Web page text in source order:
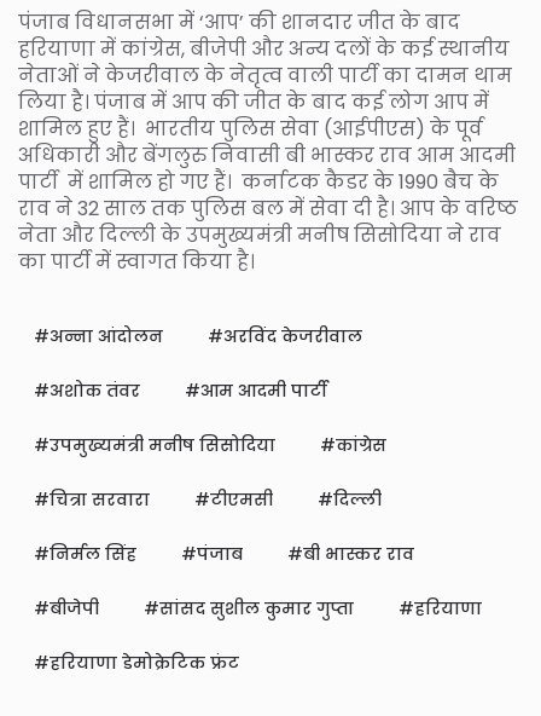
पंजाब विधानसभा में ‘आप’ की शानदार जीत के बाद
हरियाणा में कांग्रेस, बीजेपी और अन्य दलों के कई स्थानीय
नेताओं ने केजरीवाल के नेतृत्व वाली पार्टी का दामन थाम
लिया है। पंजाब में आप की जीत के बाद कई लोग आप में
शामिल हुए हैं। भारतीय पुलिस सेवा (आईपीएस) के पूर्व
अधिकारी और बेंगलुरु निवासी बी भास्कर राव आम आदमी
पार्टी में शामिल हो गए हैं। कर्नाटक कैडर के 1990 बैच के
राव ने 32 साल तक पुलिस बल में सेवा दी है। आप के वरिष्ठ
नेता और दिल्ली के उपमुख्यमंत्री मनीष सिसोदिया ने राव
का पार्टी में स्वागत किया है।
अन्ना आंदोलन अरविंद केजरीवाल
अशोक तंवर आम आदमी पार्टी
उपमुख्यमंत्री मनीष सिसोदिया कांग्रेस
चित्रा सरवारा टीएमसी दिल्ली
निर्मल सिंह पंजाब बी भास्कर राव
बीजेपी सांसद सुशील कुमार गुप्ता हरियाणा
हरियाणा डेमोक्रेटिक फ्रंट